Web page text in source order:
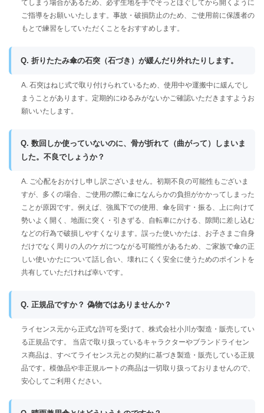
てしまう場合があるため、必ず生地を手でそっとほぐしてから開くように
ご指導をお願いいたします。事故・破損防止のため、ご使用前に保護者の
もとで練習をしていただくことをおすすめします。
Q. 折りたたみ傘の石突（石づき）が緩んだり外れたりします。
A. 石突はねじ式で取り付けられているため、使用中や運搬中に緩んでし
まうことがあります。定期的にゆるみがないかご確認いただきますようお
願いいたします。
Q. 数回しか使っていないのに、骨が折れて（曲がって）しまいま
した。不良でしょうか？
A. ご心配をおかけし申し訳ございません。初期不良の可能性もございま
すが、多くの場合、ご使用の際に傘になんらかの負担がかかってしまった
ことが原因です。例えば、強風下での使用、傘を回す・振る、上に向けて
勢いよく開く、地面に突く・引きずる、自転車にかける、隙間に差し込む
などの行為で破損しやすくなります。誤った使いかたは、お子さまご自身
だけでなく周りの人のケガにつながる可能性があるため、ご家族で傘の正
しい使いかたについて話し合い、壊れにくく安全に使うためのポイントを
共有していただければ幸いです。
Q. 正規品ですか？ 偽物ではありませんか？
ライセンス元から正式な許可を受けて、株式会社小川が製造・販売してい
る正規品です。 当店で取り扱っているキャラクターやブランドライセン
ス商品は、すべてライセンス元との契約に基づき製造・販売している正規
品です。模倣品や非正規ルートの商品は一切取り扱っておりませんので、
安心してご利用ください。